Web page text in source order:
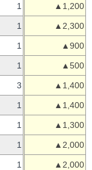
1 ▲1,200
1 ▲2,300
1 ▲900
1 ▲500
3 ▲1,400
1 ▲1,400
1 ▲1,300
1 ▲2,000
1 ▲2,000